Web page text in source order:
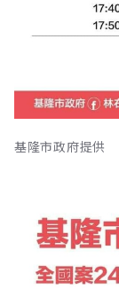
基隆市政府提供